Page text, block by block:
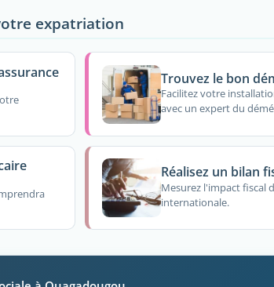
expatriation
Trouvez le bon
Facilitez votre
avec un expert du
Réalisez un bilan
Mesurez l'impact fiscal
internationale.